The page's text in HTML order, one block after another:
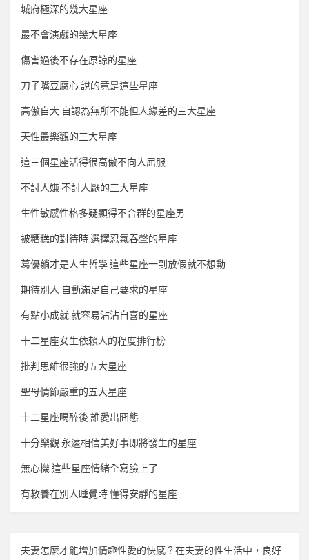
城府極深的幾大星座
最不會演戲的幾大星座
傷害過後不存在原諒的星座
刀子嘴豆腐心 說的竟是這些星座
高傲自大 自認為無所不能但人緣差的三大星座
天性最樂觀的三大星座
這三個星座活得很高傲不向人屈服
不討人嫌 不討人厭的三大星座
生性敏感性格多疑顯得不合群的星座男
被糟糕的對待時 選擇忍氣吞聲的星座
葛優躺才是人生哲學 這些星座一到放假就不想動
期待別人 自動滿足自己要求的星座
有點小成就 就容易沾沾自喜的星座
十二星座女生依賴人的程度排行榜
批判思維很強的五大星座
聖母情節嚴重的五大星座
十二星座喝醉後 誰愛出囧態
十分樂觀 永遠相信美好事即將發生的星座
無心機 這些星座情緒全寫臉上了
有教養在別人睡覺時 懂得安靜的星座
夫妻怎麼才能增加情趣性愛的快感？在夫妻的性生活中，良好